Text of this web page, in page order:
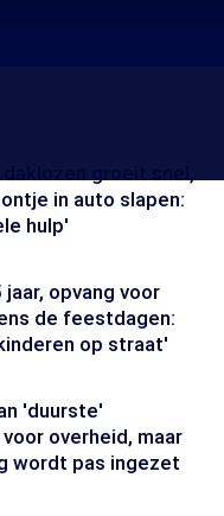
in auto slapen:
hulp'
opvang voor
de feestdagen:
op straat'
'duurste'
overheid, maar
wordt pas ingezet